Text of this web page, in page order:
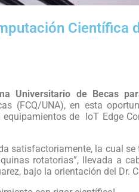
Científica
Universitario de Becas
(FCQ/UNA), en esta
de IoT Edge
satisfactoriamente, la cual
rotatorias”, llevada a
bajo la orientación del Dr.